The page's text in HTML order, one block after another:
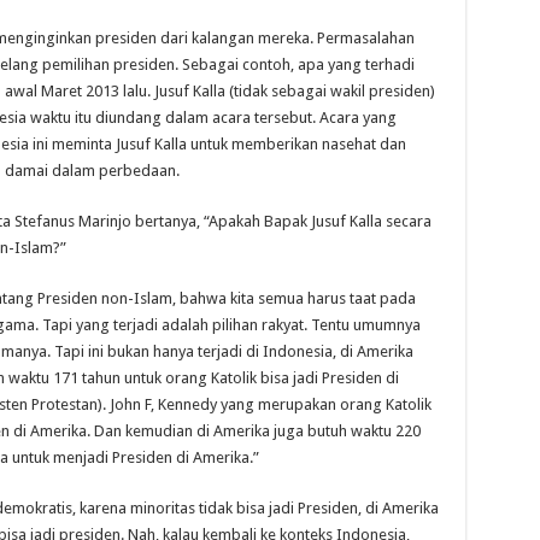
presiden dari kalangan mereka. Permasalahan
pemilihan presiden. Sebagai contoh, apa yang terhadi
Maret 2013 lalu. Jusuf Kalla (tidak sebagai wakil presiden)
waktu itu diundang dalam acara tersebut. Acara yang
ini meminta Jusuf Kalla untuk memberikan nasehat dan
dalam perbedaan.
Stefanus Marinjo bertanya, “Apakah Bapak Jusuf Kalla secara
Islam?”
Presiden non-Islam, bahwa kita semua harus taat pada
Tapi yang terjadi adalah pilihan rakyat. Tentu umumnya
Tapi ini bukan hanya terjadi di Indonesia, di Amerika
171 tahun untuk orang Katolik bisa jadi Presiden di
Protestan). John F, Kennedy yang merupakan orang Katolik
Amerika. Dan kemudian di Amerika juga butuh waktu 220
untuk menjadi Presiden di Amerika.”
karena minoritas tidak bisa jadi Presiden, di Amerika
jadi presiden. Nah, kalau kembali ke konteks Indonesia,